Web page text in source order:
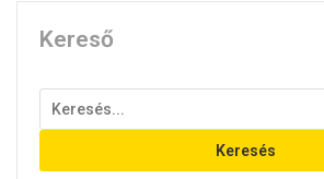
Kereső
Keresés